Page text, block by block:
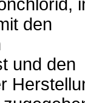
den
und den